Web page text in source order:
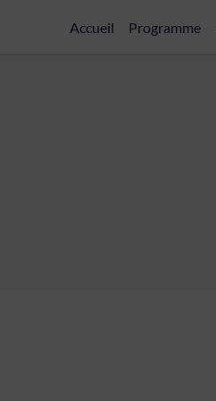
Accueil Programme